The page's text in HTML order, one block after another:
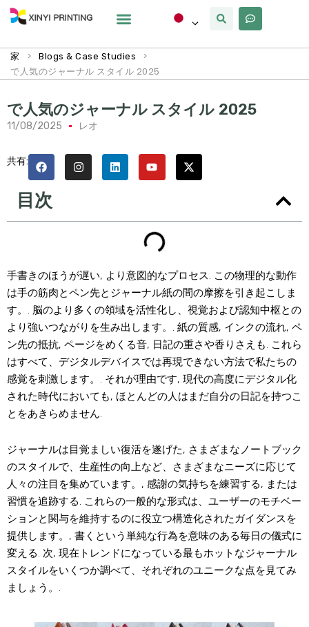
家 > Blogs & Case Studies
>
で人気のジャーナル スタイル 2025
で人気のジャーナル スタイル 2025
11/08/2025 レオ
共有:
目次
手書きのほうが遅い, より意図的なプロセス. この物理的な動作
は手の筋肉とペン先とジャーナル紙の間の摩擦を引き起こしま
す。. 脳のより多くの領域を活性化し、視覚および認知中枢との
より強いつながりを生み出します。. 紙の質感, インクの流れ, ペ
ン先の抵抗, ページをめくる音, 日記の重さや香りさえも. これら
はすべて、デジタルデバイスでは再現できない方法で私たちの
感覚を刺激します。. それが理由です, 現代の高度にデジタル化
された時代においても, ほとんどの人はまだ自分の日記を持つこ
とをあきらめません.
ジャーナルは目覚ましい復活を遂げた, さまざまなノートブック
のスタイルで、生産性の向上など、さまざまなニーズに応じて
人々の注目を集めています。, 感謝の気持ちを練習する, または
習慣を追跡する. これらの一般的な形式は、ユーザーのモチベー
ションと関与を維持するのに役立つ構造化されたガイダンスを
提供します。, 書くという単純な行為を意味のある毎日の儀式に
変える. 次, 現在トレンドになっている最もホットなジャーナル
スタイルをいくつか調べて、それぞれのユニークな点を見てみ
ましょう。.